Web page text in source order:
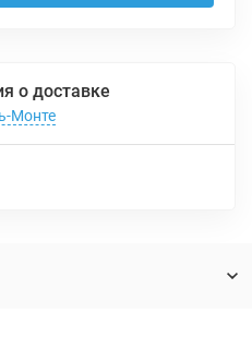
о доставке
Монте